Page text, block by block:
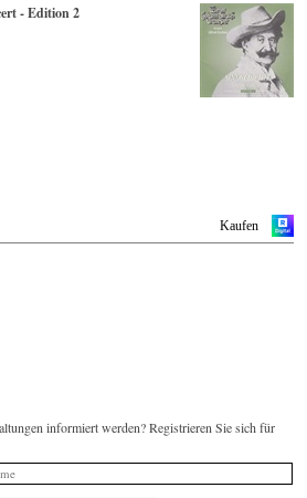
- Edition 2
Kaufen
informiert werden? Registrieren Sie sich für